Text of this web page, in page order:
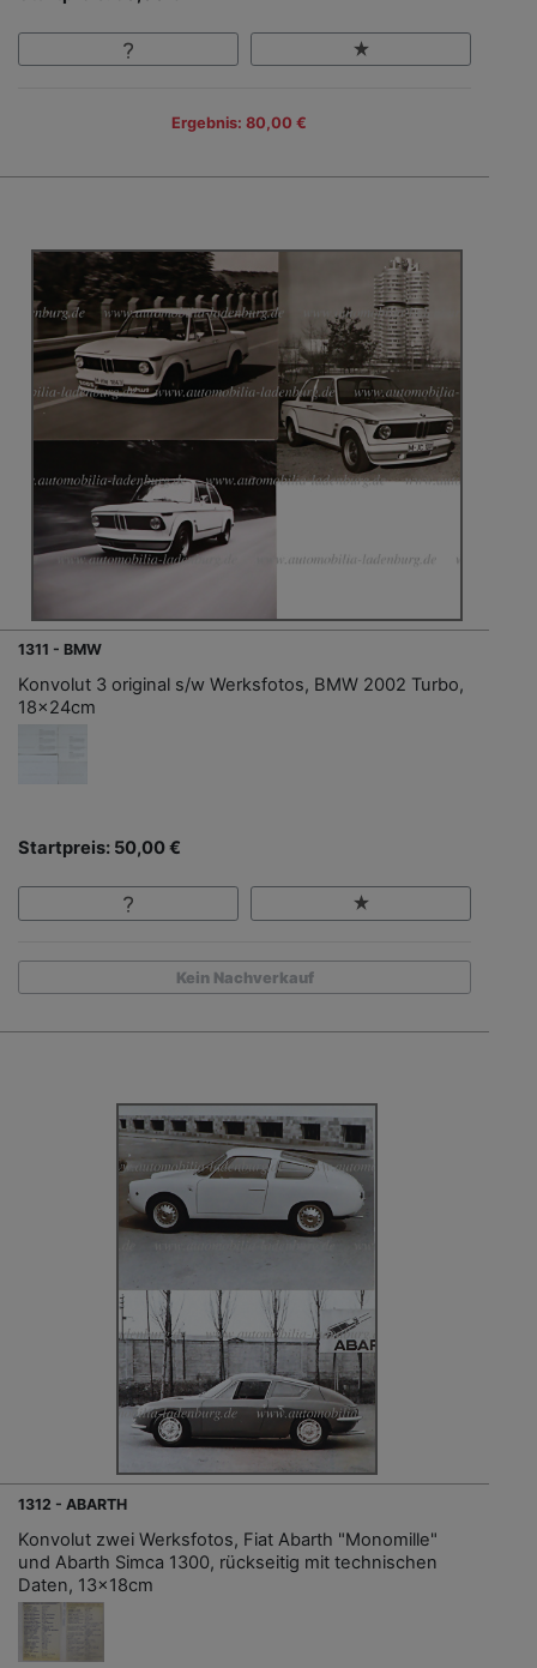
Ergebnis: 80,00 €
1311 - BMW
Konvolut 3 original s/w Werksfotos, BMW 2002 Turbo,
18x24cm
Startpreis: 50,00 €
Kein Nachverkauf
1312 - ABARTH
Konvolut zwei Werksfotos, Fiat Abarth "Monomille"
und Abarth Simca 1300, rückseitig mit technischen
Daten, 13x18cm